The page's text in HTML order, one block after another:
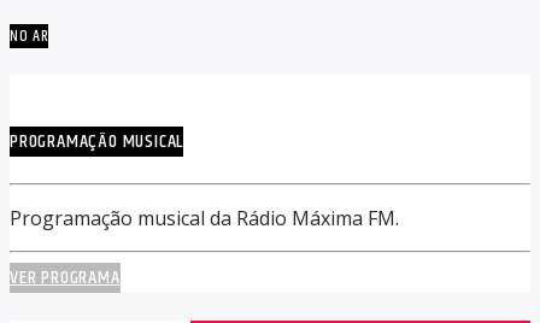
NO AR
PROGRAMAÇÃO MUSICAL
Programação musical da Rádio Máxima FM.
VER PROGRAMA